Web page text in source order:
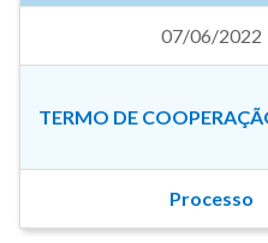
07/06/2022
TERMO DE
Processo